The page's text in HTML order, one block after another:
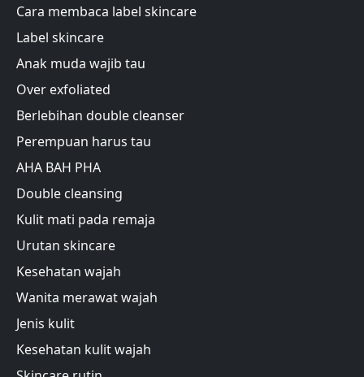
Cara membaca label skincare
Label skincare
Anak muda wajib tau
Over exfoliated
Berlebihan double cleanser
Perempuan harus tau
AHA BAH PHA
Double cleansing
Kulit mati pada remaja
Urutan skincare
Kesehatan wajah
Wanita merawat wajah
Jenis kulit
Kesehatan kulit wajah